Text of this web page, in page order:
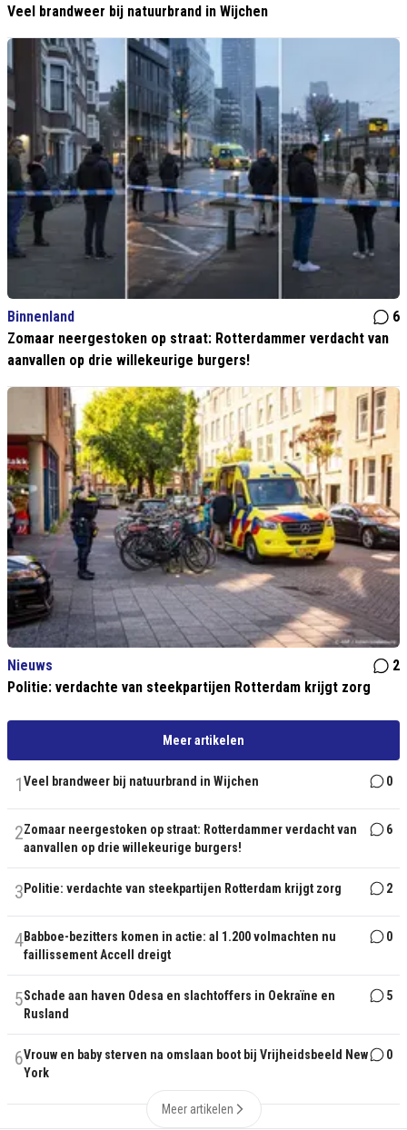
Veel brandweer bij natuurbrand in Wijchen
Binnenland
6
Zomaar neergestoken op straat: Rotterdammer verdacht van
aanvallen op drie willekeurige burgers!
Nieuws
2
Politie: verdachte van steekpartijen Rotterdam krijgt zorg
Meer artikelen
1Veel brandweer bij natuurbrand in Wijchen 0
2Zomaar neergestoken op straat: Rotterdammer verdacht van
aanvallen op drie willekeurige burgers!
6
3 Politie: verdachte van steekpartijen Rotterdam krijgt zorg 2
4Babboe-bezitters komen in actie: al 1.200 volmachten nu
faillissement Accell dreigt
0
5Schade aan haven Odesa en slachtoffers in Oekraïne en
Rusland
5
6Vrouw en baby sterven na omslaan boot bij Vrijheidsbeeld New
York
0
Meer artikelen